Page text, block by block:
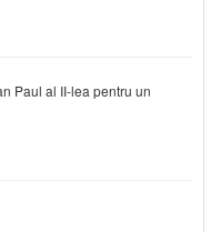
Paul al II-lea pentru un